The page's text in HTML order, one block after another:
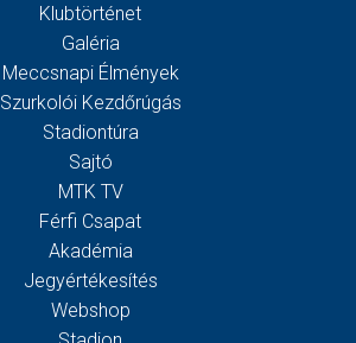
Klubtörténet
Galéria
Meccsnapi Élmények
Szurkolói Kezdőrúgás
Stadiontúra
Sajtó
MTK TV
Férfi Csapat
Akadémia
Jegyértékesítés
Webshop